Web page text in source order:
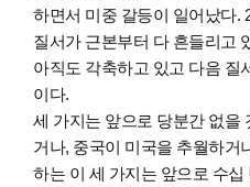
하면서 미중 갈등이 일어났다.
질서가 근본부터 다 흔들리고
아직도 각축하고 있고 다음 질
이다.
세 가지는 앞으로 당분간 없을
거나, 중국이 미국을 추월하거
하는 이 세 가지는 앞으로 수